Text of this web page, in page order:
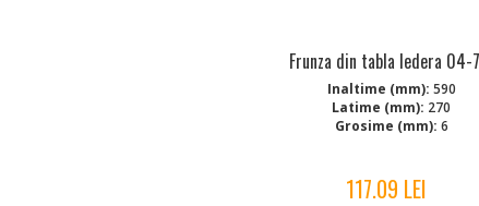
Frunza din tabla Iedera 04-
Inaltime (mm): 590
Latime (mm): 270
Grosime (mm): 6
117.09 LEI